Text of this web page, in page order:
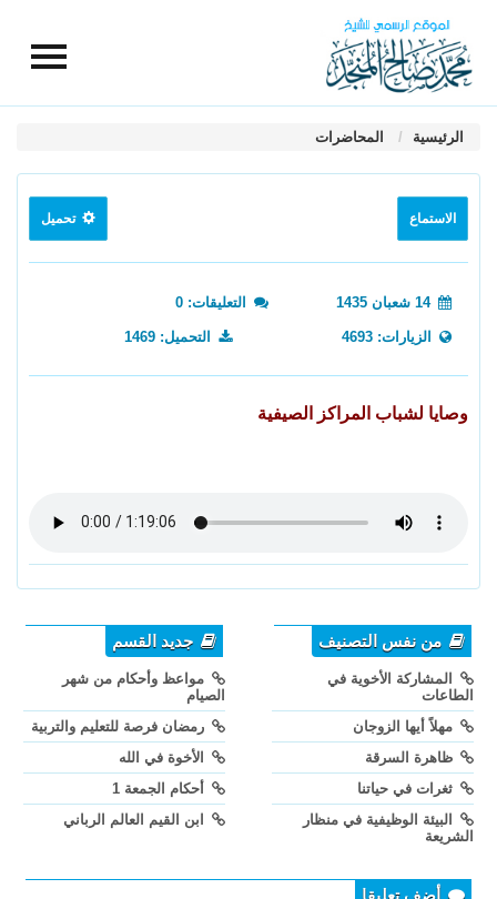
الرئيسية المحاضرات
الاستماع تحميل
14 شعبان 1435 التعليقات: 0
الزيارات: 4693 التحميل: 1469
وصايا لشباب المراكز الصيفية
من نفس التصنيف
المشاركة الأخوية في
الطاعات
مهلاً أيها الزوجان
ظاهرة السرقة
ثغرات في حياتنا
البيئة الوظيفية في منظار
الشريعة
جديد القسم
مواعظ وأحكام من شهر
الصيام
رمضان فرصة للتعليم والتربية
الأخوة في الله
أحكام الجمعة 1
ابن القيم العالم الرباني